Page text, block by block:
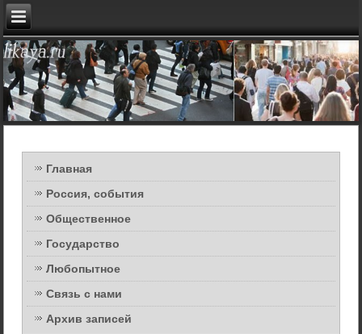
Главная
Россия, события
Общественное
Государство
Любопытное
Связь с нами
Архив записей